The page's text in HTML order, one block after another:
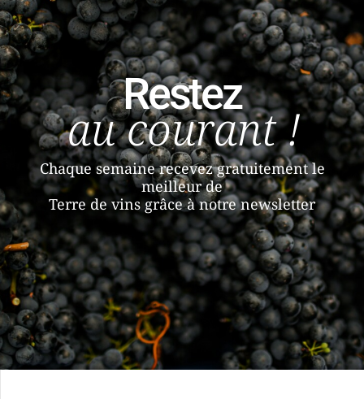
Restez
au courant !
Chaque semaine recevez gratuitement le
meilleur de
Terre de vins grâce à notre newsletter